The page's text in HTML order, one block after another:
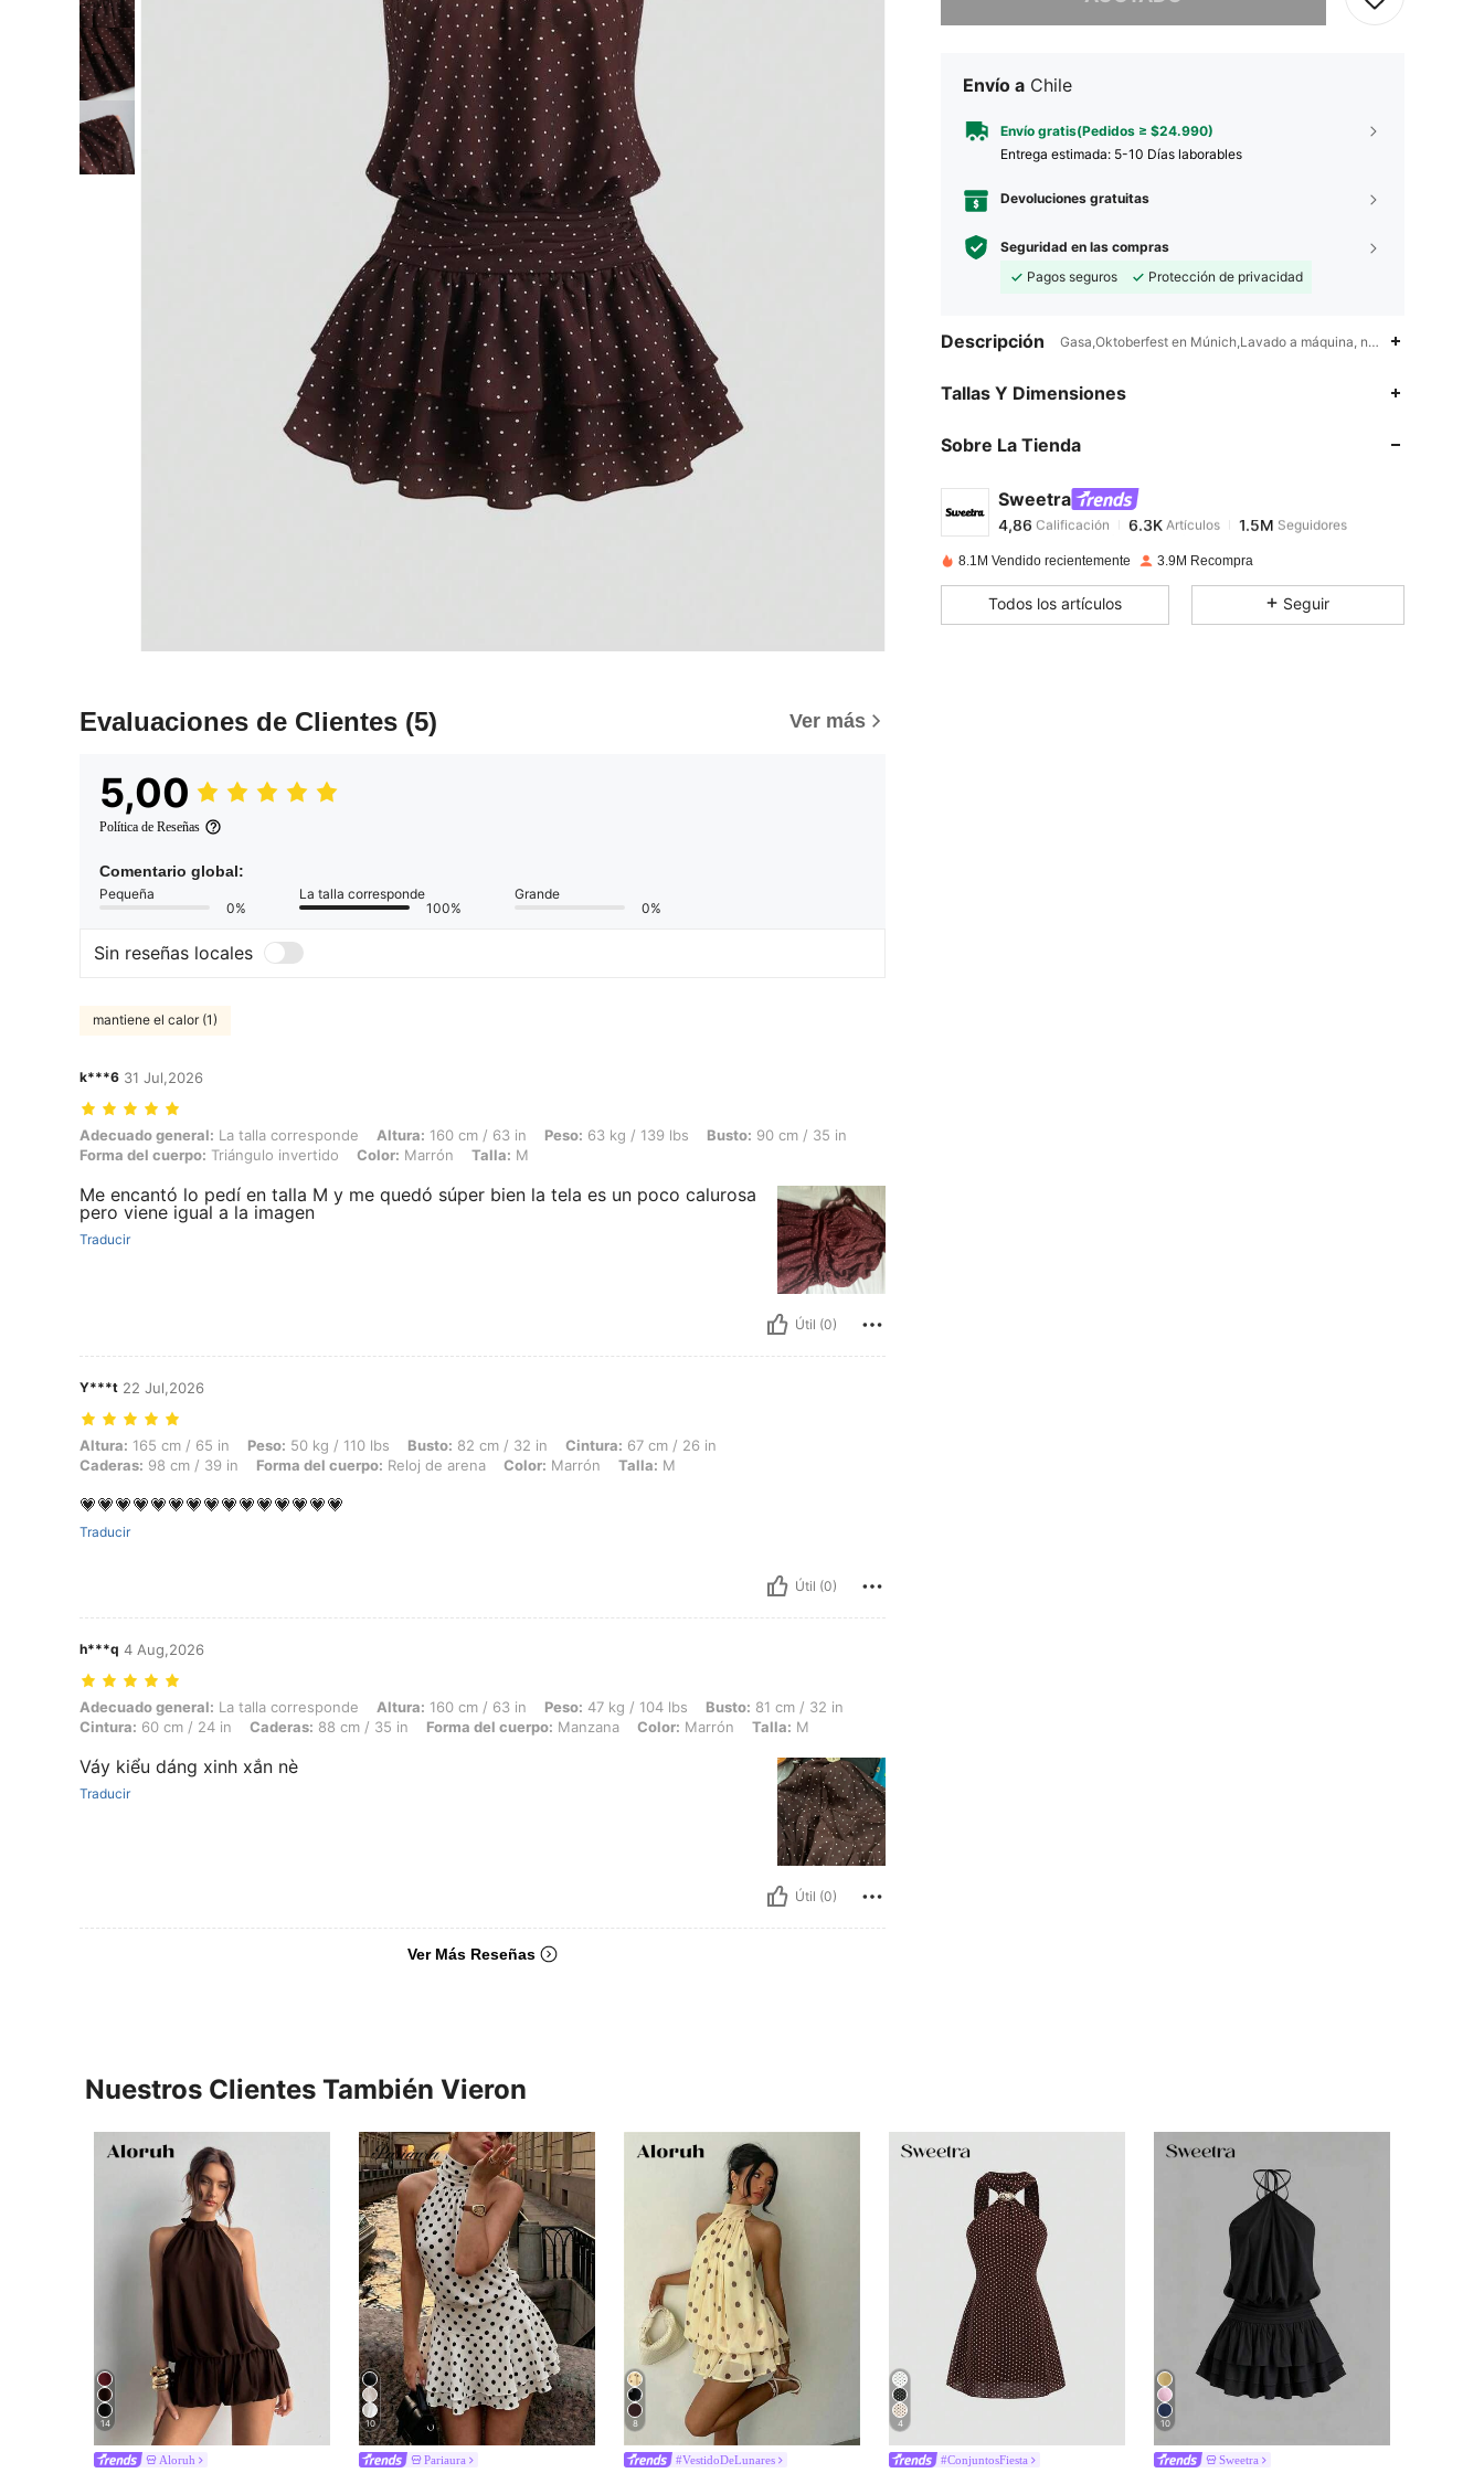
Evaluaciones de Clientes (5) Ver más
5,00
Política de Reseñas
Comentario global:
Pequeña
0%
La talla corresponde
100%
Grande
0%
Sin reseñas locales
mantiene el calor (1)
k***6 31 Jul,2026
Adecuado general: La talla corresponde, Altura: 160 cm / 63 in, Peso: 63 kg / 139 lbs, Busto: 90 cm / 35 in, Forma del cuerpo: Triángulo invertido, Color: Marrón, Talla: M
Adecuado general: La talla corresponde Altura: 160 cm / 63 in Peso: 63 kg / 139 lbs Busto: 90 cm / 35 in
Forma del cuerpo: Triángulo invertido Color: Marrón Talla: M
Me encantó lo pedí en talla M y me quedó súper bien la tela es un poco calurosa
pero viene igual a la imagen
Traducir
Útil (0)
Y***t 22 Jul,2026
Altura: 165 cm / 65 in, Peso: 50 kg / 110 lbs, Busto: 82 cm / 32 in, Cintura: 67 cm / 26 in, Caderas: 98 cm / 39 in, Forma del cuerpo: Reloj de arena, Color: Marrón, Talla: M
Altura: 165 cm / 65 in Peso: 50 kg / 110 lbs Busto: 82 cm / 32 in Cintura: 67 cm / 26 in
Caderas: 98 cm / 39 in Forma del cuerpo: Reloj de arena Color: Marrón Talla: M
💗💗💗💗💗💗💗💗💗💗💗💗💗💗💗
Traducir
Útil (0)
h***q 4 Aug,2026
Adecuado general: La talla corresponde, Altura: 160 cm / 63 in, Peso: 47 kg / 104 lbs, Busto: 81 cm / 32 in, Cintura: 60 cm / 24 in, Caderas: 88 cm / 35 in, Forma del cuerpo: Manzana, Color: Marrón, Talla: M
Adecuado general: La talla corresponde Altura: 160 cm / 63 in Peso: 47 kg / 104 lbs Busto: 81 cm / 32 in
Cintura: 60 cm / 24 in Caderas: 88 cm / 35 in Forma del cuerpo: Manzana Color: Marrón Talla: M
Váy kiểu dáng xinh xắn nè
Traducir
Útil (0)
Ver Más Reseñas
Envío a Chile
Envío gratis(Pedidos ≥ $24.990)
Entrega estimada: 5-10 Días laborables
Devoluciones gratuitas
Seguridad en las compras
Pagos seguros
Protección de privacidad
Descripción Gasa,Oktoberfest en Múnich,Lavado a máquina, no limpiar en seco,
Tallas Y Dimensiones
Sobre La Tienda
Sweetra
4,86
4,86Calificación 6.3K
y***6pagó Hace 1 día
8.1M Vendido recientemente 3.9M Recompra
Todos los artículos Seguir
Nuestros Clientes También Vieron
14
Aloruh
10
Pariaura
8
#VestidoDeLunares
4
#ConjuntosFiesta
10
Sweetra